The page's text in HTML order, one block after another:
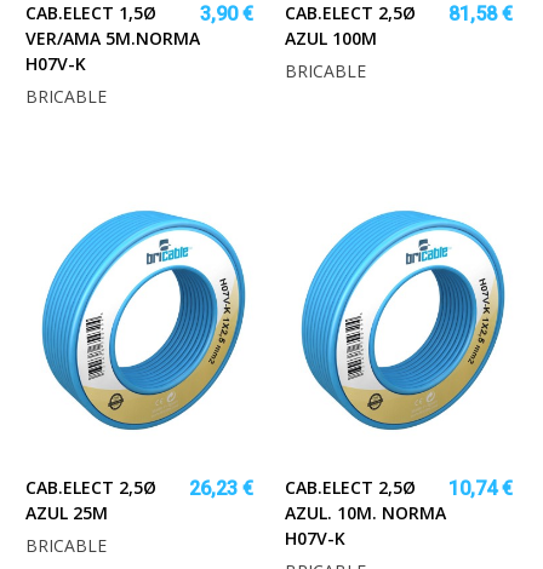
CAB.ELECT 1,5Ø
VER/AMA 5M.NORMA
H07V-K
3,90 €
BRICABLE
CAB.ELECT 2,5Ø
AZUL 100M
81,58 €
BRICABLE
CAB.ELECT 2,5Ø
AZUL 25M
26,23 €
BRICABLE
CAB.ELECT 2,5Ø
AZUL. 10M. NORMA
H07V-K
10,74 €